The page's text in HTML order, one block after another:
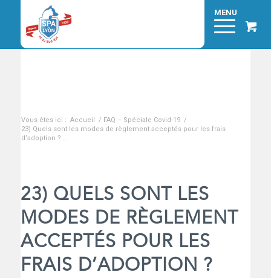
Vous êtes ici : Accueil / FAQ – Spéciale Covid-19 /
23) Quels sont les modes de règlement acceptés pour les frais
d’adoption ?...
23) QUELS SONT LES
MODES DE RÈGLEMENT
ACCEPTÉS POUR LES
FRAIS D’ADOPTION ?